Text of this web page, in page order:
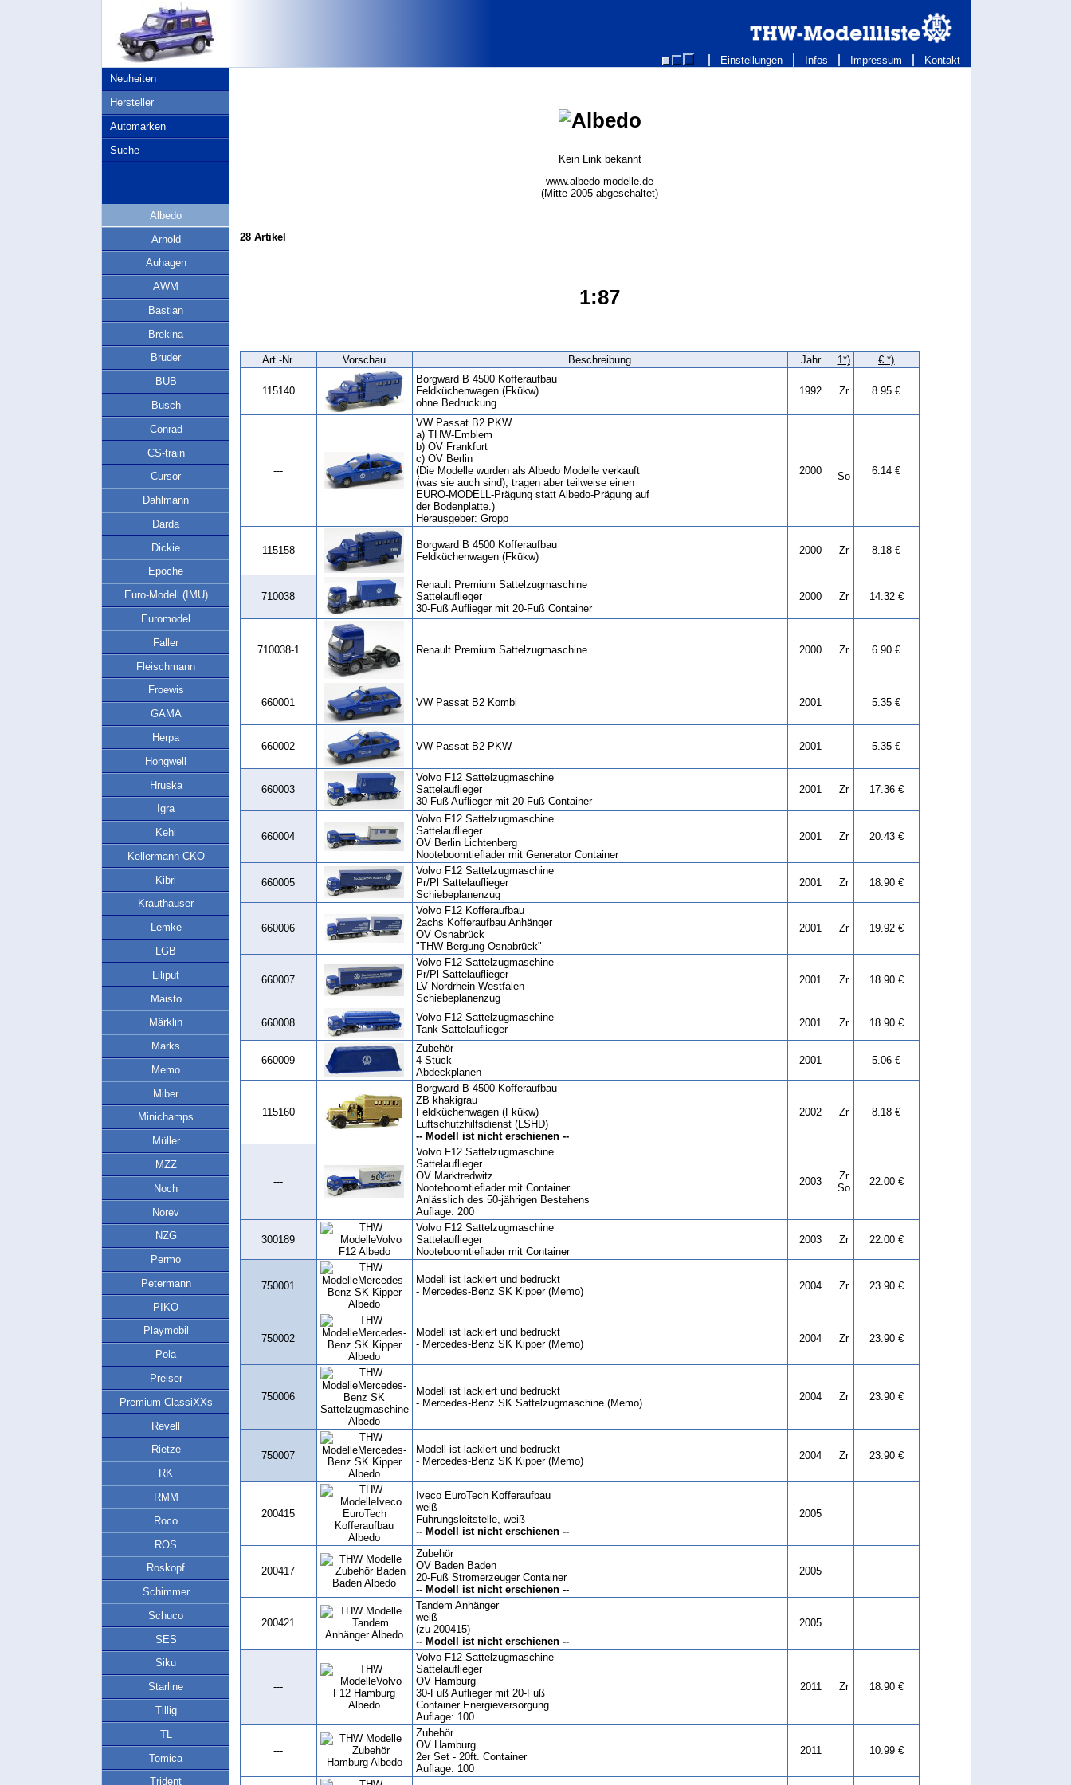
Einstellungen Infos Impressum
Kontakt
Neuheiten
Hersteller
Automarken
Suche
Albedo
Arnold
Auhagen
AWM
Bastian
Brekina
Bruder
BUB
Busch
Conrad
CS-train
Cursor
Dahlmann
Darda
Dickie
Epoche
Euro-Modell (IMU)
Euromodel
Faller
Fleischmann
Froewis
GAMA
Herpa
Hongwell
Hruska
Igra
Kehi
Kellermann CKO
Kibri
Krauthauser
Lemke
LGB
Liliput
Maisto
Märklin
Marks
Memo
Miber
Minichamps
Müller
MZZ
Noch
Norev
NZG
Permo
Petermann
PIKO
Playmobil
Pola
Preiser
Premium ClassiXXs
Revell
Rietze
RK
RMM
Roco
ROS
Roskopf
Schimmer
Schuco
SES
Siku
Starline
Tillig
TL
Tomica
Trident
Kein Link bekannt
www.albedo-modelle.de
(Mitte 2005 abgeschaltet)
28 Artikel
1:87
Art.‑Nr. Vorschau Beschreibung Jahr 1*) € *)
115140
Borgward B 4500 Kofferaufbau
Feldküchenwagen (Fkükw)
ohne Bedruckung
1992 Zr 8.95 €
---
VW Passat B2 PKW
a) THW-Emblem
b) OV Frankfurt
c) OV Berlin
(Die Modelle wurden als Albedo Modelle verkauft
(was sie auch sind), tragen aber teilweise einen
EURO-MODELL-Prägung statt Albedo-Prägung auf
der Bodenplatte.)
Herausgeber: Gropp
2000 So 6.14 €
115158
Borgward B 4500 Kofferaufbau
Feldküchenwagen (Fkükw)
2000 Zr 8.18 €
710038
Renault Premium Sattelzugmaschine
Sattelauflieger
30-Fuß Auflieger mit 20-Fuß Container
2000 Zr 14.32 €
710038-1 Renault Premium Sattelzugmaschine 2000 Zr 6.90 €
660001 VW Passat B2 Kombi 2001 5.35 €
660002 VW Passat B2 PKW 2001 5.35 €
660003
Volvo F12 Sattelzugmaschine
Sattelauflieger
30-Fuß Auflieger mit 20-Fuß Container
2001 Zr 17.36 €
660004
Volvo F12 Sattelzugmaschine
Sattelauflieger
OV Berlin Lichtenberg
Nooteboomtieflader mit Generator Container
2001 Zr 20.43 €
660005
Volvo F12 Sattelzugmaschine
Pr/Pl Sattelauflieger
Schiebeplanenzug
2001 Zr 18.90 €
660006
Volvo F12 Kofferaufbau
2achs Kofferaufbau Anhänger
OV Osnabrück
"THW Bergung-Osnabrück"
2001 Zr 19.92 €
660007
Volvo F12 Sattelzugmaschine
Pr/Pl Sattelauflieger
LV Nordrhein-Westfalen
Schiebeplanenzug
2001 Zr 18.90 €
660008
Volvo F12 Sattelzugmaschine
Tank Sattelauflieger
2001 Zr 18.90 €
660009
Zubehör
4 Stück
Abdeckplanen
2001 5.06 €
115160
Borgward B 4500 Kofferaufbau
ZB khakigrau
Feldküchenwagen (Fkükw)
Luftschutzhilfsdienst (LSHD)
-- Modell ist nicht erschienen --
2002 Zr 8.18 €
---
Volvo F12 Sattelzugmaschine
Sattelauflieger
OV Marktredwitz
Nooteboomtieflader mit Container
Anlässlich des 50-jährigen Bestehens
Auflage: 200
2003
Zr
So
22.00 €
300189
Volvo F12 Sattelzugmaschine
Sattelauflieger
Nooteboomtieflader mit Container
2003 Zr 22.00 €
750001
Modell ist lackiert und bedruckt
- Mercedes-Benz SK Kipper (Memo)
2004 Zr 23.90 €
750002
Modell ist lackiert und bedruckt
- Mercedes-Benz SK Kipper (Memo)
2004 Zr 23.90 €
750006
Modell ist lackiert und bedruckt
- Mercedes-Benz SK Sattelzugmaschine (Memo)
2004 Zr 23.90 €
750007
Modell ist lackiert und bedruckt
- Mercedes-Benz SK Kipper (Memo)
2004 Zr 23.90 €
200415
Iveco EuroTech Kofferaufbau
weiß
Führungsleitstelle, weiß
-- Modell ist nicht erschienen --
2005
200417
Zubehör
OV Baden Baden
20-Fuß Stromerzeuger Container
-- Modell ist nicht erschienen --
2005
200421
Tandem Anhänger
weiß
(zu 200415)
-- Modell ist nicht erschienen --
2005
---
Volvo F12 Sattelzugmaschine
Sattelauflieger
OV Hamburg
30-Fuß Auflieger mit 20-Fuß
Container Energieversorgung
Auflage: 100
2011 Zr 18.90 €
---
Zubehör
OV Hamburg
2er Set - 20ft. Container
Auflage: 100
2011 10.99 €